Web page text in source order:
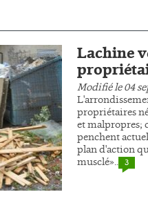
Lachine
Modifié le 04
propriétaires
et malpropres;
penchent
plan d'action
musclé».. 3